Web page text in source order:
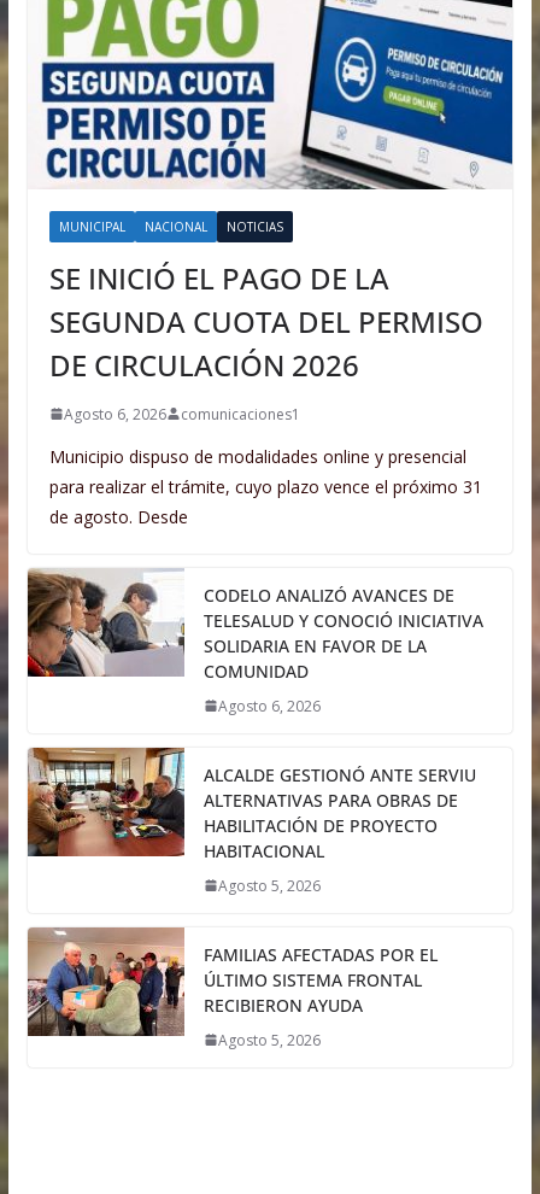
MUNICIPAL NACIONAL NOTICIAS
SE INICIÓ EL PAGO DE LA
SEGUNDA CUOTA DEL PERMISO
DE CIRCULACIÓN 2026
Agosto 6, 2026 comunicaciones1
Municipio dispuso de modalidades online y presencial
para realizar el trámite, cuyo plazo vence el próximo 31
de agosto. Desde
CODELO ANALIZÓ AVANCES DE
TELESALUD Y CONOCIÓ INICIATIVA
SOLIDARIA EN FAVOR DE LA
COMUNIDAD
Agosto 6, 2026
ALCALDE GESTIONÓ ANTE SERVIU
ALTERNATIVAS PARA OBRAS DE
HABILITACIÓN DE PROYECTO
HABITACIONAL
Agosto 5, 2026
FAMILIAS AFECTADAS POR EL
ÚLTIMO SISTEMA FRONTAL
RECIBIERON AYUDA
Agosto 5, 2026